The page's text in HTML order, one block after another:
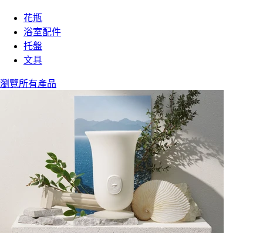
花瓶
浴室配件
托盤
文具
瀏覽所有產品